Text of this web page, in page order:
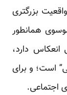
بزرگتری
همانطور
دارد،
است؛ و برای
اجتماعی.